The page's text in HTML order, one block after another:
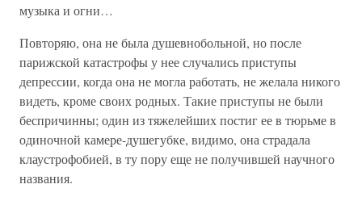
музыка и огни…
Повторяю, она не была душевнобольной, но после
парижской катастрофы у нее случались приступы
депрессии, когда она не могла работать, не желала никого
видеть, кроме своих родных. Такие приступы не были
беспричинны; один из тяжелейших постиг ее в тюрьме в
одиночной камере-душегубке, видимо, она страдала
клаустрофобией, в ту пору еще не получившей научного
названия.